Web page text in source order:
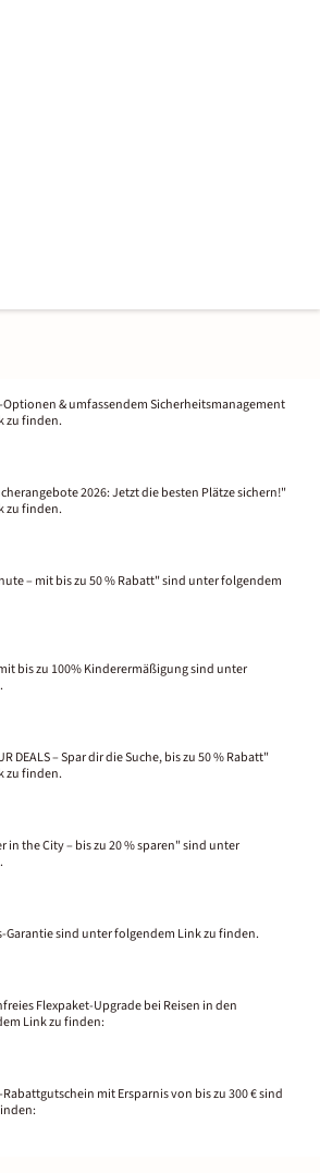
& umfassendem Sicherheitsmanagement
zu finden.
2026: Jetzt die besten Plätze sichern!"
zu finden.
– mit bis zu 50 % Rabatt" sind unter folgendem
bis zu 100% Kinderermäßigung sind unter
DEALS – Spar dir die Suche, bis zu 50 % Rabatt"
zu finden.
in the City – bis zu 20 % sparen" sind unter
Garantie sind unter folgendem Link zu finden.
Flexpaket-Upgrade bei Reisen in den
Link zu finden:
mit Ersparnis von bis zu 300 € sind